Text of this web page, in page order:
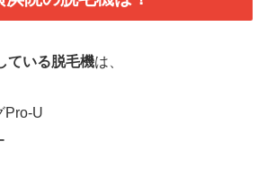
ている脱毛機は、
Pro-U